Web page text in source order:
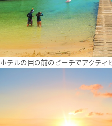
ホテルの目の前のビーチでアクティ